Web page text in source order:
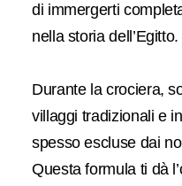
di immergerti
nella storia dell’Egitto.
Durante la crociera,
villaggi tradizionali e
spesso escluse dai
Questa formula ti dà